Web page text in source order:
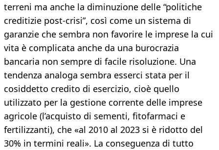
terreni ma anche la diminuzione delle “politiche
creditizie post-crisi”, così come un sistema di
garanzie che sembra non favorire le imprese la cui
vita è complicata anche da una burocrazia
bancaria non sempre di facile risoluzione. Una
tendenza analoga sembra esserci stata per il
cosiddetto credito di esercizio, cioè quello
utilizzato per la gestione corrente delle imprese
agricole (l’acquisto di sementi, fitofarmaci e
fertilizzanti), che «al 2010 al 2023 si è ridotto del
30% in termini reali». La conseguenza di tutto